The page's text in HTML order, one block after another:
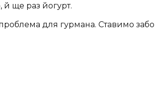
й ще раз йогурт.
для гурмана. Ставимо